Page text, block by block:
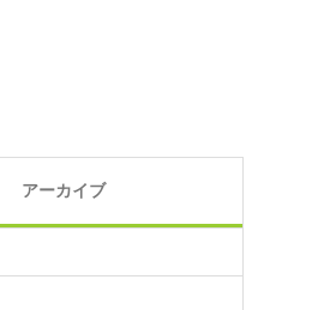
アーカイブ